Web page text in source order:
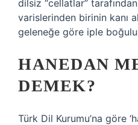
dilsiz “cellatlar”
varislerinden birinin kanı
geleneğe göre iple
HANEDAN
DEMEK?
Türk Dil Kurumu’na göre